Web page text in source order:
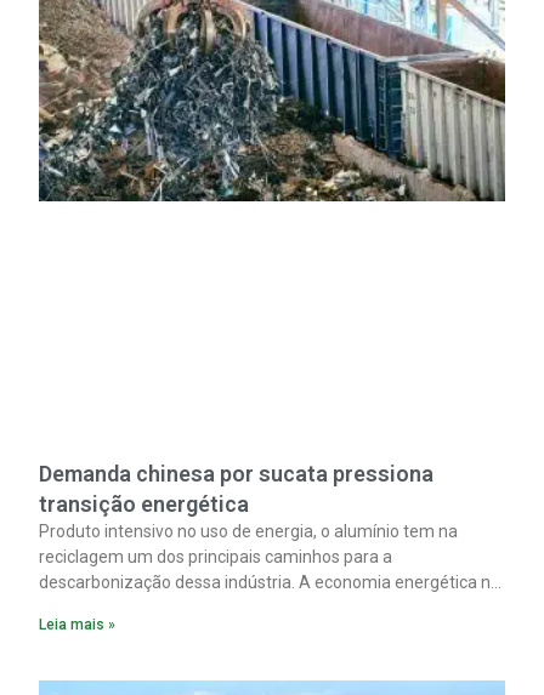
Demanda chinesa por sucata pressiona
transição energética
Produto intensivo no uso de energia, o alumínio tem na
reciclagem um dos principais caminhos para a
descarbonização dessa indústria. A economia energética na
material. A produção de um alumínio mais limpo, no entanto,
insumo, a sucata, devido, sobretudo, ao interesse chinês
Leia mais »